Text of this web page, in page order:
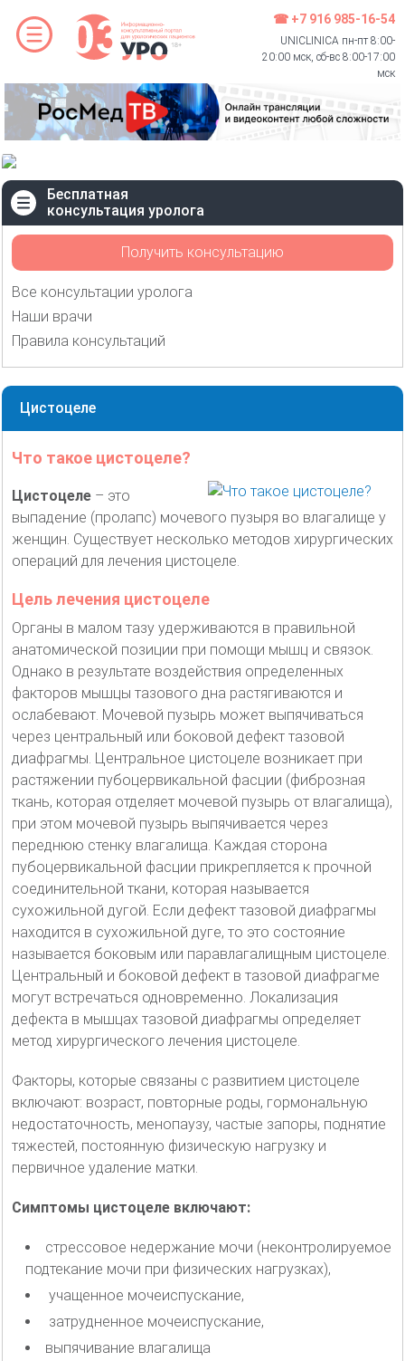
☎ +7 916 985-16-54
UNICLINICA пн-пт 8:00-
20:00 мск, сб-вс 8:00-17:00
мск
Бесплатная
консультация уролога
Получить консультацию
Все консультации уролога
Наши врачи
Правила консультаций
Цистоцеле
Что такое цистоцеле?
Цистоцеле – это
выпадение (пролапс) мочевого пузыря во влагалище у
женщин. Существует несколько методов хирургических
операций для лечения цистоцеле.
Цель лечения цистоцеле
Органы в малом тазу удерживаются в правильной
анатомической позиции при помощи мышц и связок.
Однако в результате воздействия определенных
факторов мышцы тазового дна растягиваются и
ослабевают. Мочевой пузырь может выпячиваться
через центральный или боковой дефект тазовой
диафрагмы. Центральное цистоцеле возникает при
растяжении пубоцервикальной фасции (фиброзная
ткань, которая отделяет мочевой пузырь от влагалища),
при этом мочевой пузырь выпячивается через
переднюю стенку влагалища. Каждая сторона
пубоцервикальной фасции прикрепляется к прочной
соединительной ткани, которая называется
сухожильной дугой. Если дефект тазовой диафрагмы
находится в сухожильной дуге, то это состояние
называется боковым или паравлагалищным цистоцеле.
Центральный и боковой дефект в тазовой диафрагме
могут встречаться одновременно. Локализация
дефекта в мышцах тазовой диафрагмы определяет
метод хирургического лечения цистоцеле.
Факторы, которые связаны с развитием цистоцеле
включают: возраст, повторные роды, гормональную
недостаточность, менопаузу, частые запоры, поднятие
тяжестей, постоянную физическую нагрузку и
первичное удаление матки.
Симптомы цистоцеле включают:
стрессовое недержание мочи (неконтролируемое
подтекание мочи при физических нагрузках),
учащенное мочеиспускание,
затрудненное мочеиспускание,
выпячивание влагалища